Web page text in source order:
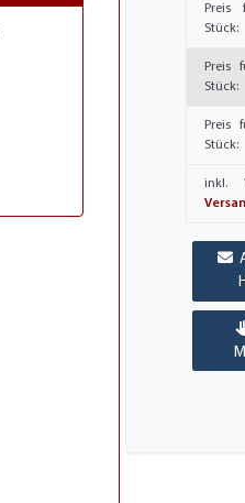
Preis
Stück:
Preis
Stück:
Preis
Stück:
inkl.